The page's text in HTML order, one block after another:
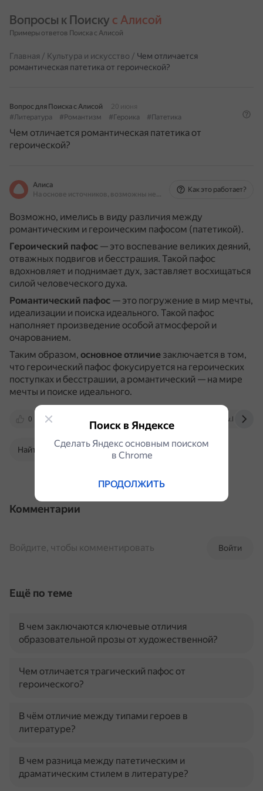
Вопросы к Поиску с Алисой
Примеры ответов Поиска с Алисой
Главная / Культура и искусство / Чем отличается
романтическая патетика от героической?
Вопрос для Поиска с Алисой
20 июня
#Литература
#Романтизм #Героика #Патетика
Чем отличается романтическая патетика от
героической?
Алиса
На основе источников, возможны неточности
Как это работает?
Возможно, имелись в виду различия между
романтическим и героическим пафосом (патетикой).
Героический пафос — это воспевание великих деяний,
отважных подвигов и бесстрашия. Такой пафос
вдохновляет и поднимает дух, заставляет восхищаться
силой человеческого духа.
Романтический пафос — это погружение в мир мечты,
идеализации и поиска идеального. Такой пафос
наполняет произведение особой атмосферой и
очарованием.
Таким образом, основное отличие заключается в том,
что героический пафос фокусируется на героических
поступках и бесстрашии, а романтический — на мире
мечты и поиске идеального.
0 www.livelib.ru
Найти в Поиске
Комментарии
Войти
Войдите, чтобы комментировать
Ещё по теме
В чем заключаются ключевые отличия
образовательной прозы от художественной?
Чем отличается трагический пафос от
героического?
В чём отличие между типами героев в
литературе?
В чем разница между патетическим и
драматическим стилем в литературе?
Поиск в Яндексе
Сделать Яндекс основным поиском
в Сhrome
ПРОДОЛЖИТЬ